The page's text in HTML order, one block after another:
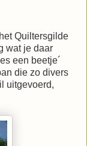
Quiltersgilde
wat je daar
een beetje´
die zo divers
uitgevoerd,